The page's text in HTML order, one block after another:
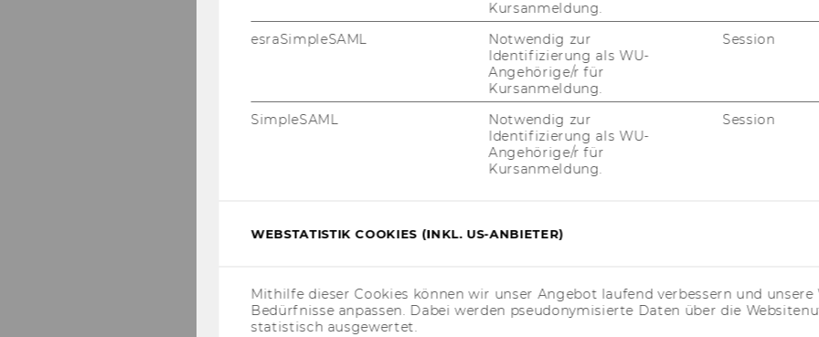
Kursanmeldung.
esraSimpleSAML
Notwendig zur
Identifizierung als WU-
Angehörige/r für
Kursanmeldung.
Session
SimpleSAML
Notwendig zur
Identifizierung als WU-
Angehörige/r für
Kursanmeldung.
Session
WEBSTATISTIK COOKIES (INKL. US-ANBIETER)
Mithilfe dieser Cookies können wir unser Angebot laufend verbessern und unsere
Bedürfnisse anpassen. Dabei werden pseudonymisierte Daten über die
statistisch ausgewertet.